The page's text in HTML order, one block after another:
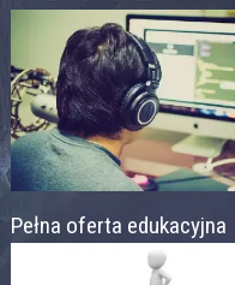
Pełna oferta edukacyjna